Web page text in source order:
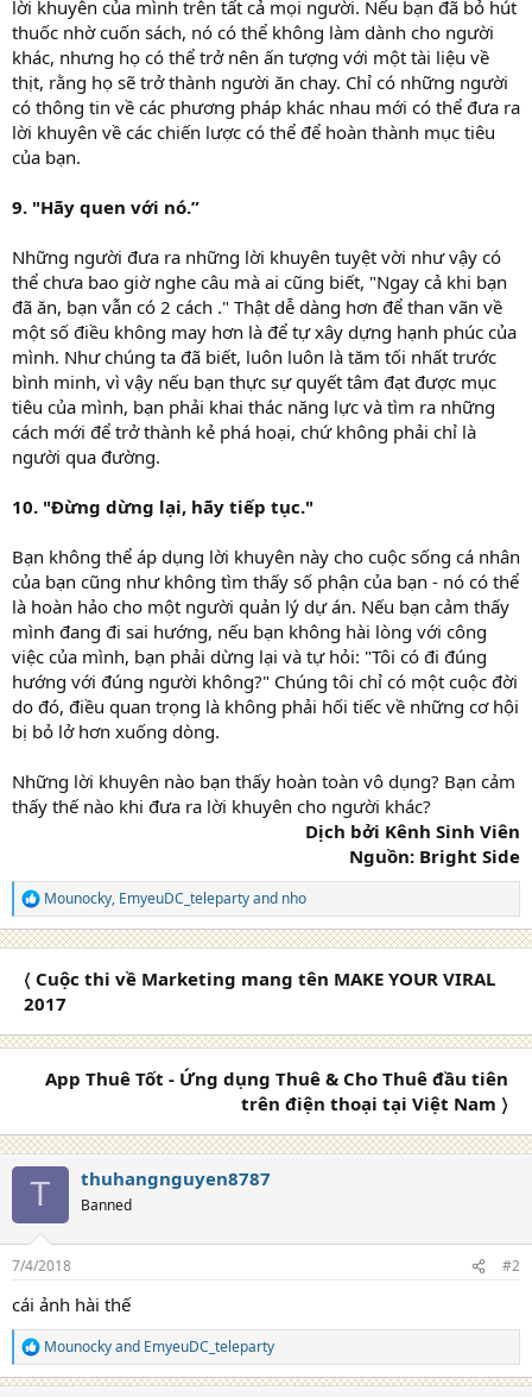
lời khuyên của mình trên tất cả mọi người. Nếu bạn đã bỏ hút
thuốc nhờ cuốn sách, nó có thể không làm dành cho người
khác, nhưng họ có thể trở nên ấn tượng với một tài liệu về
thịt, rằng họ sẽ trở thành người ăn chay. Chỉ có những người
có thông tin về các phương pháp khác nhau mới có thể đưa ra
lời khuyên về các chiến lược có thể để hoàn thành mục tiêu
của bạn.
9. "Hãy quen với nó.”
Những người đưa ra những lời khuyên tuyệt vời như vậy có
thể chưa bao giờ nghe câu mà ai cũng biết, "Ngay cả khi bạn
đã ăn, bạn vẫn có 2 cách ." Thật dễ dàng hơn để than vãn về
một số điều không may hơn là để tự xây dựng hạnh phúc của
mình. Như chúng ta đã biết, luôn luôn là tăm tối nhất trước
bình minh, vì vậy nếu bạn thực sự quyết tâm đạt được mục
tiêu của mình, bạn phải khai thác năng lực và tìm ra những
cách mới để trở thành kẻ phá hoại, chứ không phải chỉ là
người qua đường.
10. "Đừng dừng lại, hãy tiếp tục."
Bạn không thể áp dụng lời khuyên này cho cuộc sống cá nhân
của bạn cũng như không tìm thấy số phận của bạn - nó có thể
là hoàn hảo cho một người quản lý dự án. Nếu bạn cảm thấy
mình đang đi sai hướng, nếu bạn không hài lòng với công
việc của mình, bạn phải dừng lại và tự hỏi: "Tôi có đi đúng
hướng với đúng người không?" Chúng tôi chỉ có một cuộc đời
do đó, điều quan trọng là không phải hối tiếc về những cơ hội
bị bỏ lở hơn xuống dòng.
Những lời khuyên nào bạn thấy hoàn toàn vô dụng? Bạn cảm
thấy thế nào khi đưa ra lời khuyên cho người khác?
Dịch bởi Kênh Sinh Viên
Nguồn: Bright Side
R
e
a
n
Mounocky, EmyeuDC_telepartyand nho
〈 Cuộc thi về Marketing mang tên MAKE YOUR VIRAL
2017
App Thuê Tốt - Ứng dụng Thuê & Cho Thuê đầu tiên
trên điện thoại tại Việt Nam 〉
T thuhangnguyen8787
Banned
7/4/2018 #2
cái ảnh hài thế
R
e
Mounockyand EmyeuDC_teleparty